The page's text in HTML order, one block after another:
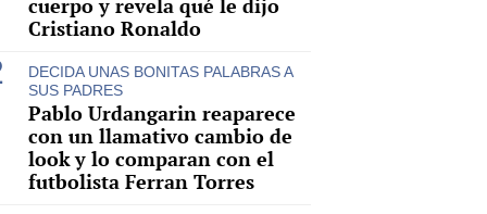
cuerpo y revela qué le dijo
Cristiano Ronaldo
DECIDA UNAS BONITAS PALABRAS A
SUS PADRES
Pablo Urdangarin reaparece
con un llamativo cambio de
look y lo comparan con el
futbolista Ferran Torres